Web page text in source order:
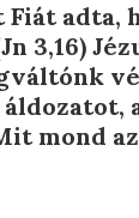
adta,
3,16)
mond